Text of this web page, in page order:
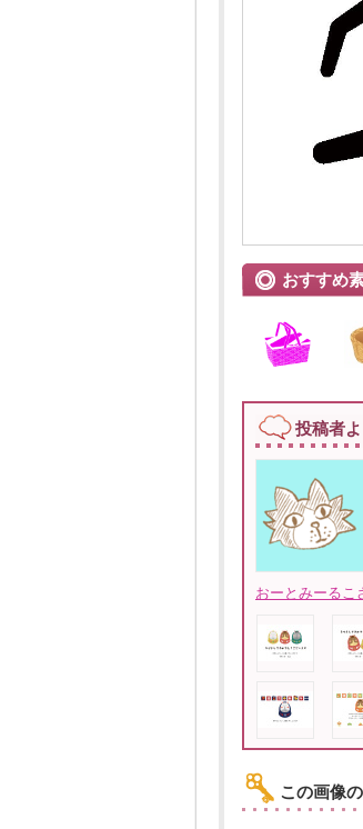
おすすめ
投稿者よ
おーとみーるこ
この画像